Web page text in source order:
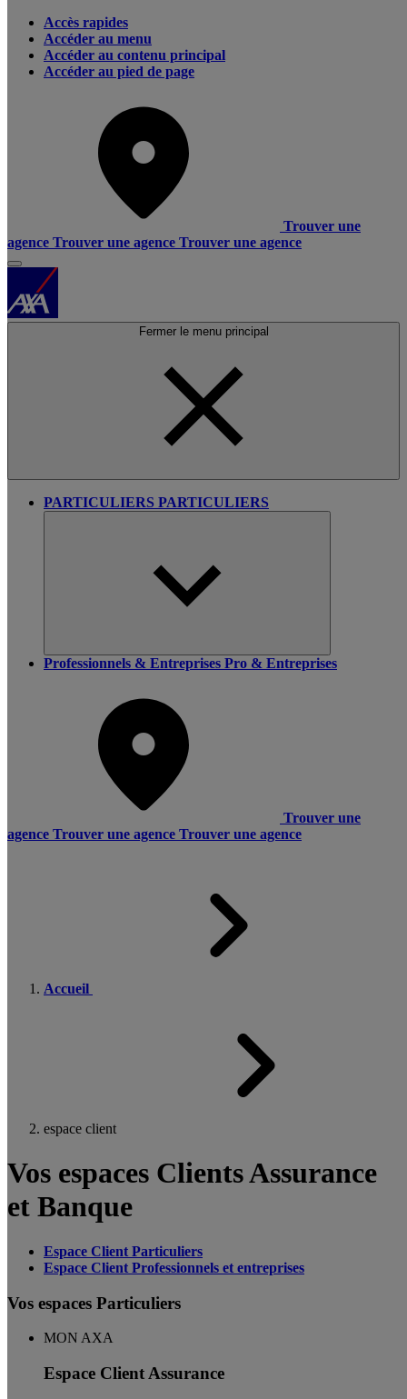
Accès rapides
Accéder au menu
Accéder au contenu principal
Accéder au pied de page
Trouver une
agence Trouver une agence Trouver une agence
Fermer le menu principal
PARTICULIERS PARTICULIERS
Professionnels & Entreprises Pro & Entreprises
Trouver une
agence Trouver une agence Trouver une agence
Accueil
espace client
Vos espaces Clients Assurance
et Banque
Espace Client Particuliers
Espace Client Professionnels et entreprises
Vos espaces Particuliers
MON AXA
Espace Client Assurance